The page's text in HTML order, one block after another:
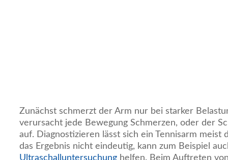
Zunächst schmerzt der Arm nur bei starker
verursacht jede Bewegung Schmerzen, oder der
auf. Diagnostizieren lässt sich ein Tennisarm meist
das Ergebnis nicht eindeutig, kann zum Beispiel
Ultraschalluntersuchung helfen. Beim Auftreten